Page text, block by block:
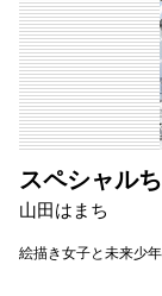
スペシャル
山田はまち
絵描き女子と未来少